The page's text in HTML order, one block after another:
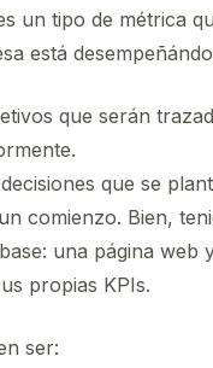
un tipo de métrica
está
que serán
que se
comienzo. Bien,
una página web
propias KPIs.
ser: